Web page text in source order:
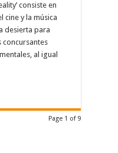
consiste en
cine y la música
desierta para
concursantes
al igual
Page 1 of 9